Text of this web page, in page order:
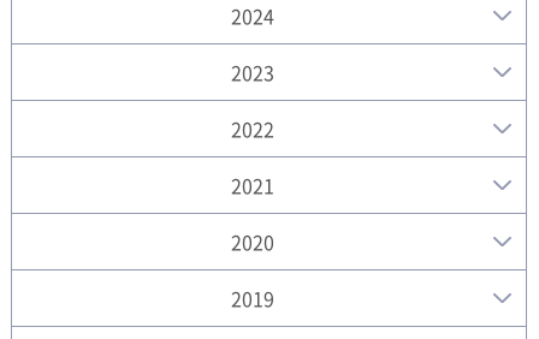
2024
2023
2022
2021
2020
2019